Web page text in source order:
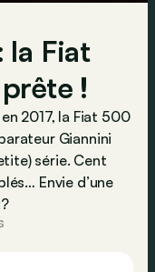
la Fiat
!
2017, la Fiat 500
Giannini
série. Cent
Envie d’une